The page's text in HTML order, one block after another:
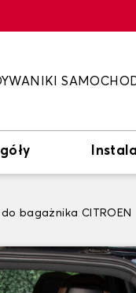
bagażnika CITROEN